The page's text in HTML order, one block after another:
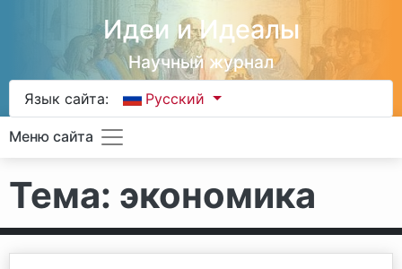
Идеи и Идеалы
Научный журнал
Язык сайта: Русский
Меню сайта
Тема: экономика